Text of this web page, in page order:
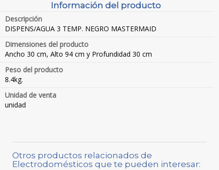
Información del producto
Descripción
DISPENS/AGUA 3 TEMP. NEGRO MASTERMAID
Dimensiones del producto
Ancho 30 cm, Alto 94 cm y Profundidad 30 cm
Peso del producto
8.4kg.
Unidad de venta
unidad
Otros productos relacionados de
Electrodomésticos que te pueden interesar: